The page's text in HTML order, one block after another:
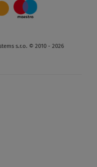
s.r.o. © 2010 - 2026